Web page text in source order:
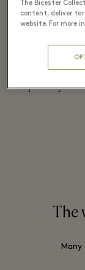
Mido’s
that
quality
The
The Bicester
content, deliver
website. For more